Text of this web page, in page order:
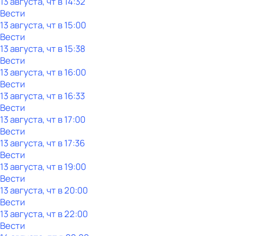
Вести
13 августа, чт в 15:00
Вести
13 августа, чт в 15:38
Вести
13 августа, чт в 16:00
Вести
13 августа, чт в 16:33
Вести
13 августа, чт в 17:00
Вести
13 августа, чт в 17:36
Вести
13 августа, чт в 19:00
Вести
13 августа, чт в 20:00
Вести
13 августа, чт в 22:00
Вести